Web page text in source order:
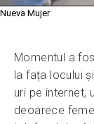
Nueva Mujer
Momentul a
la fața locului
uri pe internet,
deoarece